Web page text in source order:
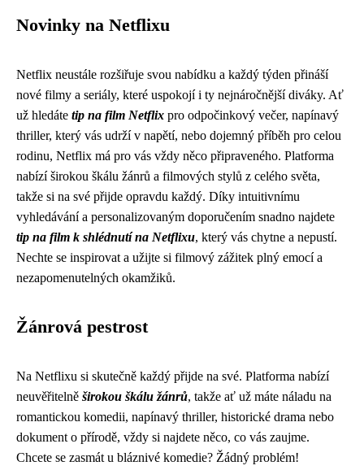
Novinky na Netflixu
Netflix neustále rozšiřuje svou nabídku a každý týden přináší
nové filmy a seriály, které uspokojí i ty nejnáročnější diváky. Ať
už hledáte tip na film Netflix pro odpočinkový večer, napínavý
thriller, který vás udrží v napětí, nebo dojemný příběh pro celou
rodinu, Netflix má pro vás vždy něco připraveného. Platforma
nabízí širokou škálu žánrů a filmových stylů z celého světa,
takže si na své přijde opravdu každý. Díky intuitivnímu
vyhledávání a personalizovaným doporučením snadno najdete
tip na film k shlédnutí na Netflixu, který vás chytne a nepustí.
Nechte se inspirovat a užijte si filmový zážitek plný emocí a
nezapomenutelných okamžiků.
Žánrová pestrost
Na Netflixu si skutečně každý přijde na své. Platforma nabízí
neuvěřitelně širokou škálu žánrů, takže ať už máte náladu na
romantickou komedii, napínavý thriller, historické drama nebo
dokument o přírodě, vždy si najdete něco, co vás zaujme.
Chcete se zasmát u bláznivé komedie? Žádný problém!